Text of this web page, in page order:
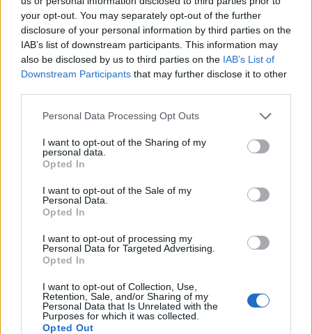
your opt-out. You may separately opt-out of the further
disclosure of your personal information by third parties on the
IAB’s list of downstream participants. This information may
also be disclosed by us to third parties on the IAB’s List of
Downstream Participants that may further disclose it to other
Please note that this website/app uses one or more Google
not limited to your visit or usage behaviour. You may click to
grant or deny consent to Google and its third-party tags to
use your data for below specified purposes in below Google
consent section.
Personal Data Processing Opt Outs
I want to opt-out of the Sharing of my
personal data.
Opted In
I want to opt-out of the Sale of my
Personal Data.
Opted In
I want to opt-out of processing my
Personal Data for Targeted Advertising.
Opted In
I want to opt-out of Collection, Use,
Retention, Sale, and/or Sharing of my
Personal Data that Is Unrelated with the
Purposes for which it was collected.
Opted Out
Διαβάστε περισσότερα
επέτειο της 9ης Μαΐου
1945 τηρώντας την
ανακοίνωσε ο Τραμπ
Οι εκδηλώσεις μνήμης
που επιτρέπει στον
Βλαντίμιρ Πούτιν να
συσπειρώσει τον